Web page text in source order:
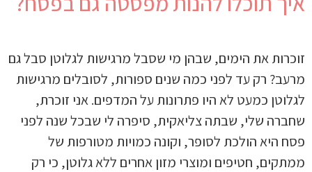
זוכרות את הימים, שבהן מי שסבל מרגישות לגלוטן סבל גם
מרעב? רק עד לפני כמה שנים ספורות, לסובלים מרגישות
לגלוטן כמעט לא היו פתרונות על המדפים. אני זוכרת,
שחברה שלי, שבתה צליאקית, סיפרה לי שבכל שנה לפני
פסח היא הולכת לסופר, וקונה כמויות מטורפות של
ממתקים, חטיפים ומוצרי מזון אחרים ללא גלוטן, כי רק